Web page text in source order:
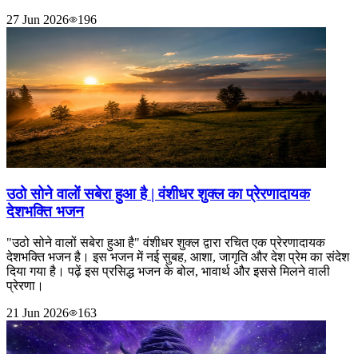
27 Jun 2026
196
उठो सोने वालों सबेरा हुआ है | वंशीधर शुक्ल का प्रेरणादायक
देशभक्ति भजन
"उठो सोने वालों सबेरा हुआ है" वंशीधर शुक्ल द्वारा रचित एक प्रेरणादायक
देशभक्ति भजन है। इस भजन में नई सुबह, आशा, जागृति और देश प्रेम का संदेश
दिया गया है। पढ़ें इस प्रसिद्ध भजन के बोल, भावार्थ और इससे मिलने वाली
प्रेरणा।
21 Jun 2026
163